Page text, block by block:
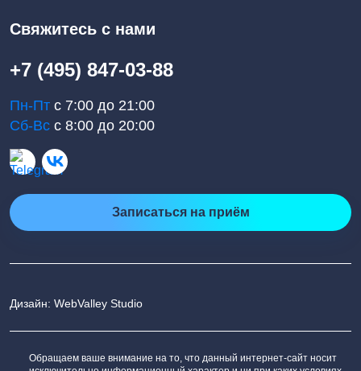
Свяжитесь с нами
+7 (495) 847-03-88
Пн-Пт с 7:00 до 21:00
Сб-Вс с 8:00 до 20:00
Записаться на приём
Дизайн: WebValley Studio
Обращаем ваше внимание на то, что данный интернет-сайт носит